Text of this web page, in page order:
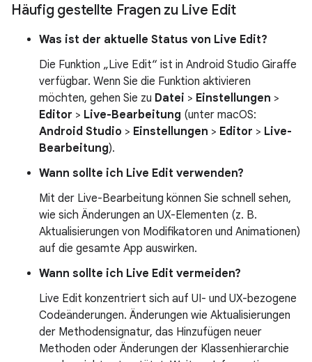
Häufig gestellte Fragen zu Live Edit
Was ist der aktuelle Status von Live Edit?
Die Funktion „Live Edit“ ist in Android Studio Giraffe
verfügbar. Wenn Sie die Funktion aktivieren
möchten, gehen Sie zu Datei > Einstellungen >
Editor > Live-Bearbeitung (unter macOS:
Android Studio > Einstellungen > Editor > Live-
Bearbeitung).
Wann sollte ich Live Edit verwenden?
Mit der Live-Bearbeitung können Sie schnell sehen,
wie sich Änderungen an UX-Elementen (z. B.
Aktualisierungen von Modifikatoren und Animationen)
auf die gesamte App auswirken.
Wann sollte ich Live Edit vermeiden?
Live Edit konzentriert sich auf UI- und UX-bezogene
Codeänderungen. Änderungen wie Aktualisierungen
der Methodensignatur, das Hinzufügen neuer
Methoden oder Änderungen der Klassenhierarchie